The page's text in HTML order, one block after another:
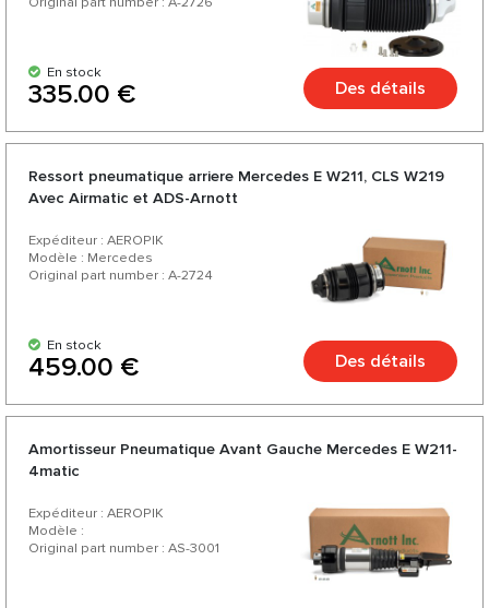
En stock
335.00 € Des détails
Ressort pneumatique arriere Mercedes E W211, CLS W219
Avec Airmatic et ADS-Arnott
Expéditeur : AEROPIK
Modèle : Mercedes
Original part number : A-2724
En stock
459.00 € Des détails
Amortisseur Pneumatique Avant Gauche Mercedes E W211-
4matic
Expéditeur : AEROPIK
Modèle :
Original part number : AS-3001